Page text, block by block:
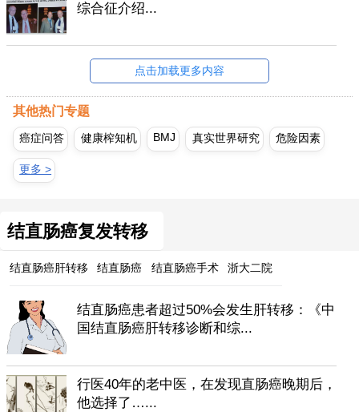
综合征介绍...
点击加载更多内容
其他热门专题
癌症问答 健康榨知机 BMJ 真实世界研究 危险因素
更多 >
结直肠癌复发转移
结直肠癌肝转移 结直肠癌 结直肠癌手术 浙大二院
结直肠癌患者超过50%会发生肝转移：《中
国结直肠癌肝转移诊断和综...
行医40年的老中医，在发现直肠癌晚期后，
他选择了…...